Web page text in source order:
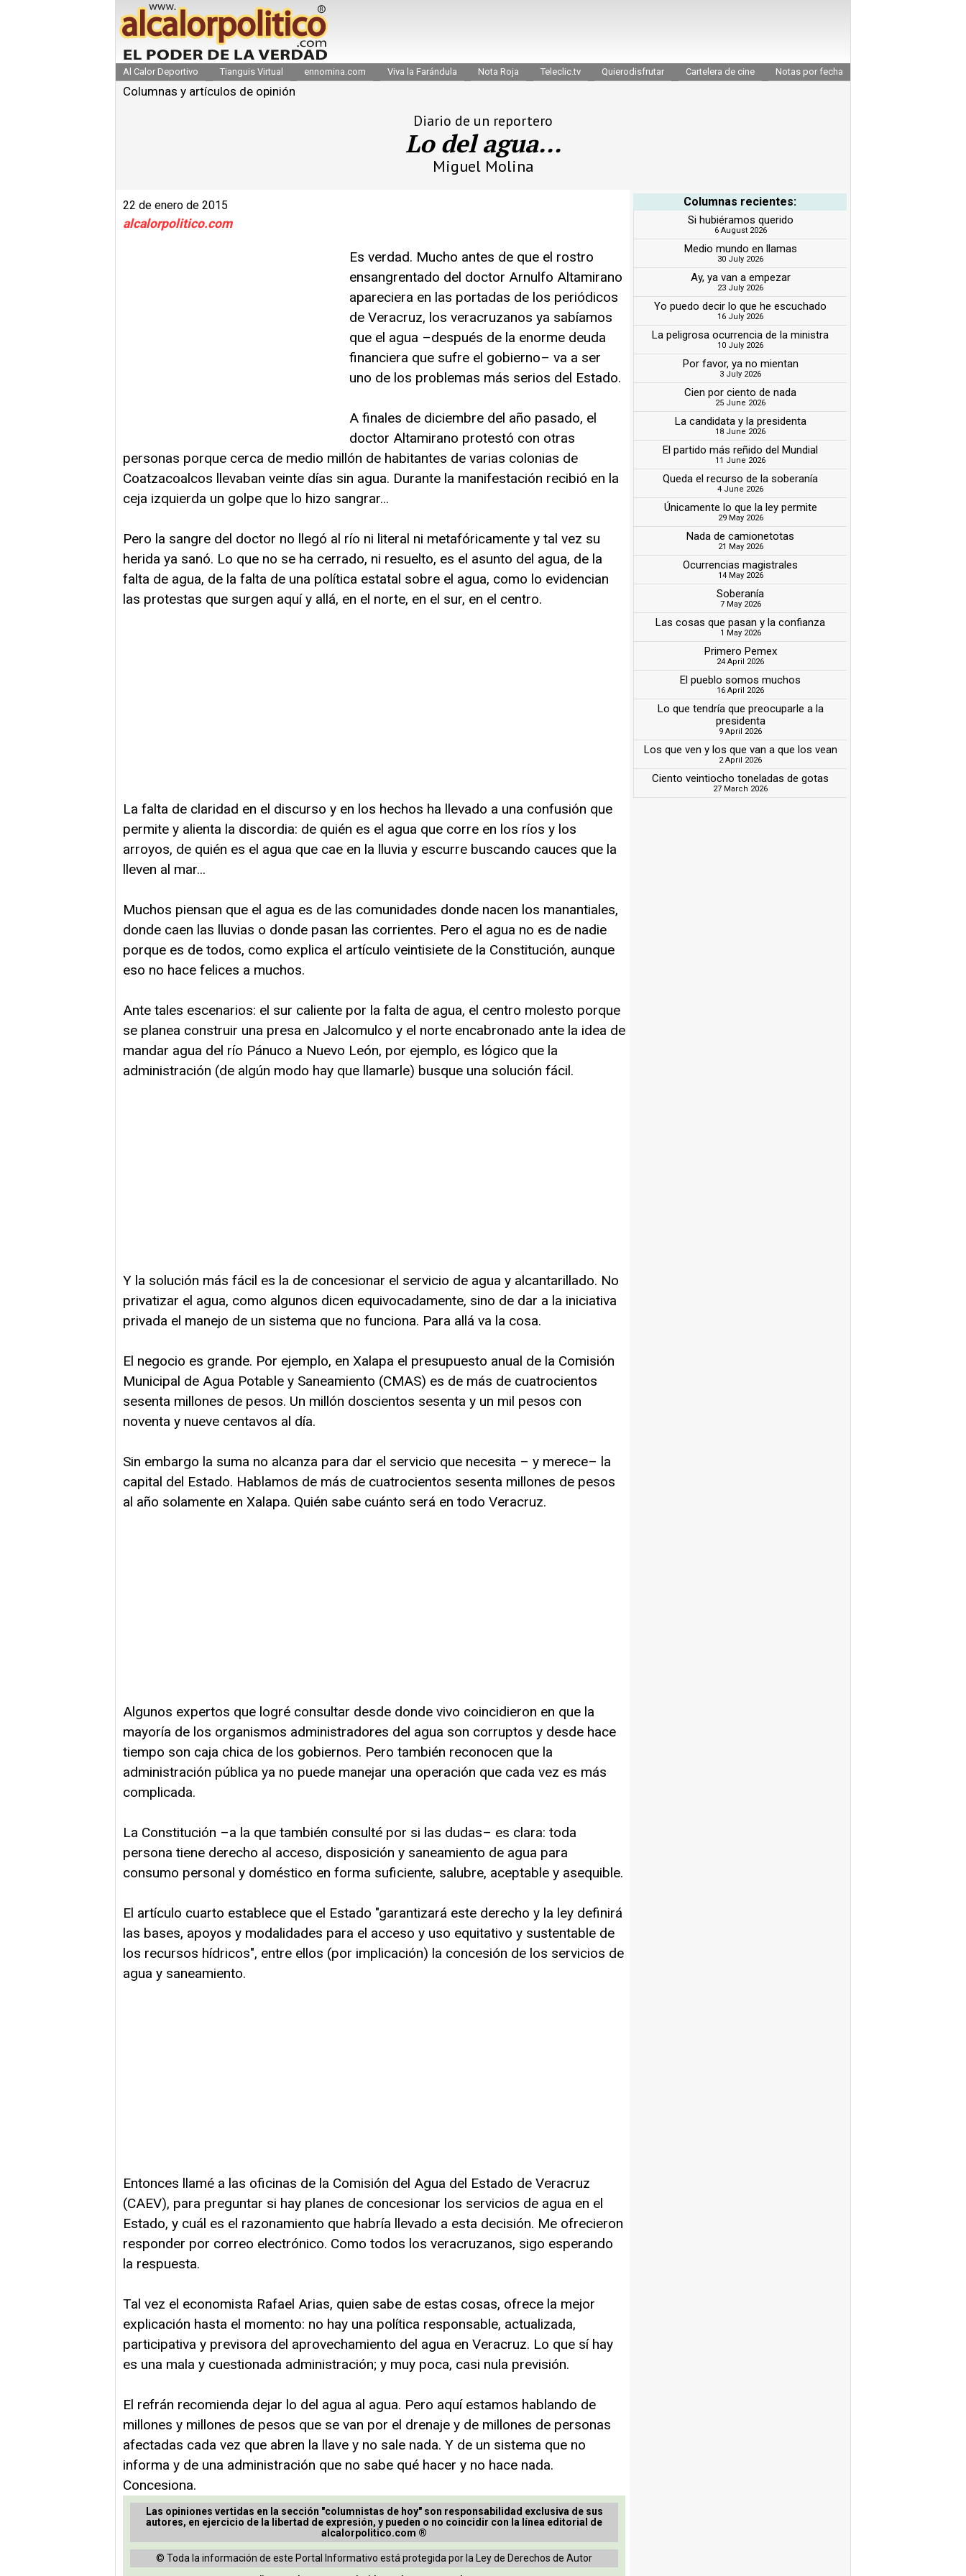
Al Calor Deportivo Tianguis Virtual ennomina.com Viva la Farándula Nota Roja Teleclic.tv Quierodisfrutar Cartelera de cine Notas por fecha
Columnas y artículos de opinión
Diario de un reportero
Lo del agua...
Miguel Molina
22 de enero de 2015
alcalorpolitico.com
Es verdad. Mucho antes de que el rostro
ensangrentado del doctor Arnulfo Altamirano
apareciera en las portadas de los periódicos
de Veracruz, los veracruzanos ya sabíamos
que el agua –después de la enorme deuda
financiera que sufre el gobierno– va a ser
uno de los problemas más serios del Estado.
A finales de diciembre del año pasado, el
doctor Altamirano protestó con otras
personas porque cerca de medio millón de habitantes de varias colonias de
Coatzacoalcos llevaban veinte días sin agua. Durante la manifestación recibió en la
ceja izquierda un golpe que lo hizo sangrar...
Pero la sangre del doctor no llegó al río ni literal ni metafóricamente y tal vez su
herida ya sanó. Lo que no se ha cerrado, ni resuelto, es el asunto del agua, de la
falta de agua, de la falta de una política estatal sobre el agua, como lo evidencian
las protestas que surgen aquí y allá, en el norte, en el sur, en el centro.
La falta de claridad en el discurso y en los hechos ha llevado a una confusión que
permite y alienta la discordia: de quién es el agua que corre en los ríos y los
arroyos, de quién es el agua que cae en la lluvia y escurre buscando cauces que la
lleven al mar...
Muchos piensan que el agua es de las comunidades donde nacen los manantiales,
donde caen las lluvias o donde pasan las corrientes. Pero el agua no es de nadie
porque es de todos, como explica el artículo veintisiete de la Constitución, aunque
eso no hace felices a muchos.
Ante tales escenarios: el sur caliente por la falta de agua, el centro molesto porque
se planea construir una presa en Jalcomulco y el norte encabronado ante la idea de
mandar agua del río Pánuco a Nuevo León, por ejemplo, es lógico que la
administración (de algún modo hay que llamarle) busque una solución fácil.
Y la solución más fácil es la de concesionar el servicio de agua y alcantarillado. No
privatizar el agua, como algunos dicen equivocadamente, sino de dar a la iniciativa
privada el manejo de un sistema que no funciona. Para allá va la cosa.
El negocio es grande. Por ejemplo, en Xalapa el presupuesto anual de la Comisión
Municipal de Agua Potable y Saneamiento (CMAS) es de más de cuatrocientos
sesenta millones de pesos. Un millón doscientos sesenta y un mil pesos con
noventa y nueve centavos al día.
Sin embargo la suma no alcanza para dar el servicio que necesita – y merece– la
capital del Estado. Hablamos de más de cuatrocientos sesenta millones de pesos
al año solamente en Xalapa. Quién sabe cuánto será en todo Veracruz.
Algunos expertos que logré consultar desde donde vivo coincidieron en que la
mayoría de los organismos administradores del agua son corruptos y desde hace
tiempo son caja chica de los gobiernos. Pero también reconocen que la
administración pública ya no puede manejar una operación que cada vez es más
complicada.
La Constitución –a la que también consulté por si las dudas– es clara: toda
persona tiene derecho al acceso, disposición y saneamiento de agua para
consumo personal y doméstico en forma suficiente, salubre, aceptable y asequible.
El artículo cuarto establece que el Estado "garantizará este derecho y la ley definirá
las bases, apoyos y modalidades para el acceso y uso equitativo y sustentable de
los recursos hídricos", entre ellos (por implicación) la concesión de los servicios de
agua y saneamiento.
Entonces llamé a las oficinas de la Comisión del Agua del Estado de Veracruz
(CAEV), para preguntar si hay planes de concesionar los servicios de agua en el
Estado, y cuál es el razonamiento que habría llevado a esta decisión. Me ofrecieron
responder por correo electrónico. Como todos los veracruzanos, sigo esperando
la respuesta.
Tal vez el economista Rafael Arias, quien sabe de estas cosas, ofrece la mejor
explicación hasta el momento: no hay una política responsable, actualizada,
participativa y previsora del aprovechamiento del agua en Veracruz. Lo que sí hay
es una mala y cuestionada administración; y muy poca, casi nula previsión.
El refrán recomienda dejar lo del agua al agua. Pero aquí estamos hablando de
millones y millones de pesos que se van por el drenaje y de millones de personas
afectadas cada vez que abren la llave y no sale nada. Y de un sistema que no
informa y de una administración que no sabe qué hacer y no hace nada.
Concesiona.
Las opiniones vertidas en la sección "columnistas de hoy" son responsabilidad exclusiva de sus
autores, en ejercicio de la libertad de expresión, y pueden o no coincidir con la línea editorial de
alcalorpolitico.com ®
© Toda la información de este Portal Informativo está protegida por la Ley de Derechos de Autor
Columnas recientes:
Si hubiéramos querido
6 August 2026
Medio mundo en llamas
30 July 2026
Ay, ya van a empezar
23 July 2026
Yo puedo decir lo que he escuchado
16 July 2026
La peligrosa ocurrencia de la ministra
10 July 2026
Por favor, ya no mientan
3 July 2026
Cien por ciento de nada
25 June 2026
La candidata y la presidenta
18 June 2026
El partido más reñido del Mundial
11 June 2026
Queda el recurso de la soberanía
4 June 2026
Únicamente lo que la ley permite
29 May 2026
Nada de camionetotas
21 May 2026
Ocurrencias magistrales
14 May 2026
Soberanía
7 May 2026
Las cosas que pasan y la confianza
1 May 2026
Primero Pemex
24 April 2026
El pueblo somos muchos
16 April 2026
Lo que tendría que preocuparle a la
presidenta
9 April 2026
Los que ven y los que van a que los vean
2 April 2026
Ciento veintiocho toneladas de gotas
27 March 2026